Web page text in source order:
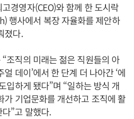
경영자(CEO)와 함께 한 도시락
행사에서 복장 자율화를 제안하
졌다.
조직의 미래는 젊은 직원들의 아
데이’에서 한 단계 더 나아간 ‘에
입하게 됐다”며 “일하는 방식 개
가 기업문화를 개선하고 조직에 활
”고 말했다.